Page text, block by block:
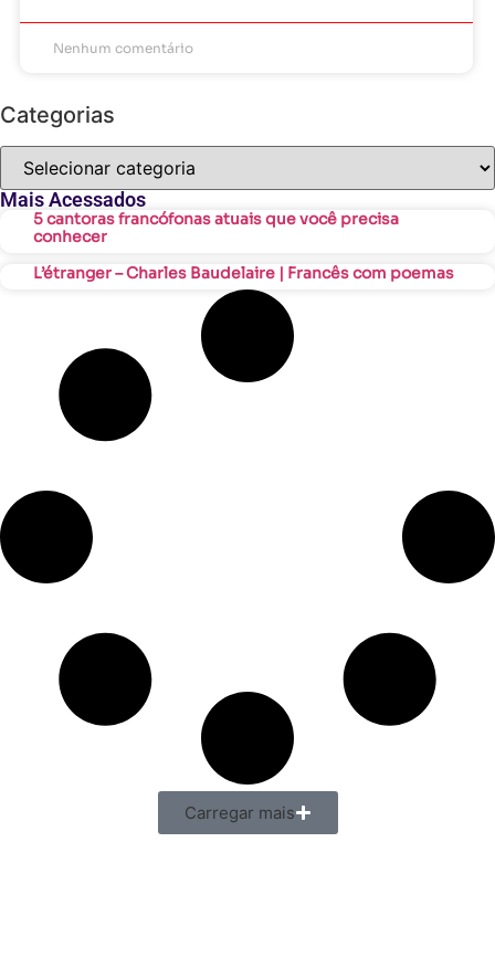
Nenhum comentário
Categorias
Mais Acessados
5 cantoras francófonas atuais que você precisa
conhecer
L’étranger – Charles Baudelaire | Francês com poemas
Carregar mais